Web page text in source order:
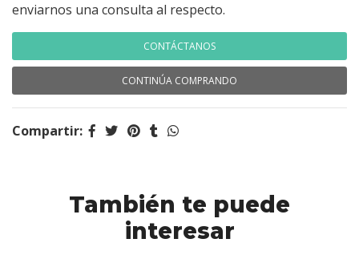
enviarnos una consulta al respecto.
CONTÁCTANOS
CONTINÚA COMPRANDO
Compartir:
También te puede
interesar